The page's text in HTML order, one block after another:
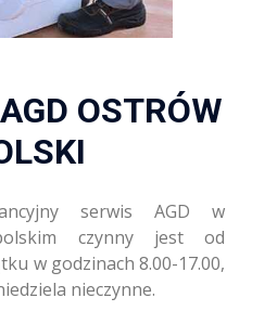
OSTRÓW
serwis AGD w
czynny jest od
w godzinach 8.00-17.00,
nieczynne.